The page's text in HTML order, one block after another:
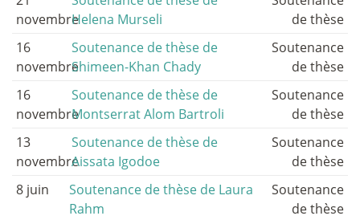
novembreHelena Murseli
de thèse
16
novembre
Soutenance de thèse de
Shimeen-Khan Chady
Soutenance
de thèse
16
novembre
Soutenance de thèse de
Montserrat Alom Bartroli
Soutenance
de thèse
13
novembre
Soutenance de thèse de
Aissata Igodoe
Soutenance
de thèse
8 juin
Soutenance de thèse de Laura
Rahm
Soutenance
de thèse